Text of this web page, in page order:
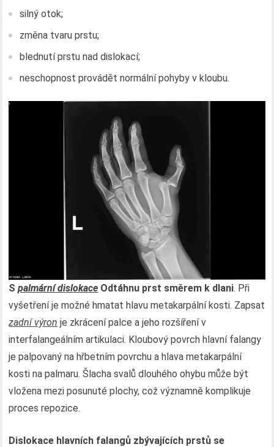
silný otok;
změna tvaru prstu;
blednutí prstu nad dislokací;
neschopnost provádět normální pohyby v kloubu.
Spalmární dislokace Odtáhnu prst směrem k dlani. Při
vyšetření je možné hmatat hlavu metakarpální kosti. Zapsat
zadní výron je zkrácení palce a jeho rozšíření v
interfalangeálním artikulaci. Kloubový povrch hlavní falangy
je palpovaný na hřbetním povrchu a hlava metakarpální
kosti na palmaru. Šlacha svalů dlouhého ohybu může být
vložena mezi posunuté plochy, což významně komplikuje
proces repozice.
Dislokace hlavních falangů zbývajících prstů se